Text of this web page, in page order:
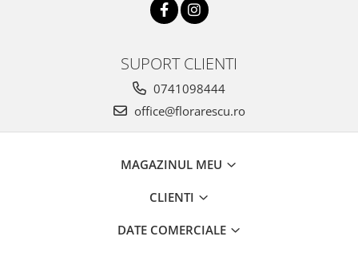
SUPORT CLIENTI
0741098444
office@florarescu.ro
MAGAZINUL MEU
CLIENTI
DATE COMERCIALE